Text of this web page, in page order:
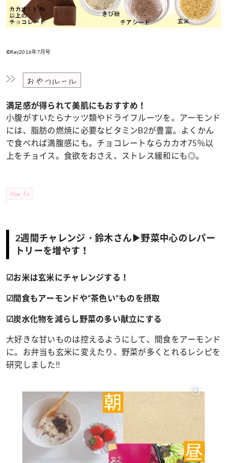
©Ray2016年7月号
おやつルール
満足感が得られて美肌にもおすすめ！
小腹がすいたらナッツ類やドライフルーツを。アーモンド
には、脂肪の燃焼に必要なビタミンB2が豊富。よくかん
で食べれば満腹感にも。チョコレートならカカオ75％以
上をチョイス。食欲をおさえ、ストレス緩和にも◎。
How to
2週間チャレンジ・鈴木さん▶野菜中心のレパー
トリーを増やす！
☑お米は玄米にチャレンジする！
☑間食もアーモンドや“茶色い”ものを摂取
☑炭水化物を減らし野菜の多い献立にする
大好きな甘いものは控えるようにして、間食をアーモンド
に。お弁当も玄米に変えたり、野菜が多くとれるレシピを
研究しました!!